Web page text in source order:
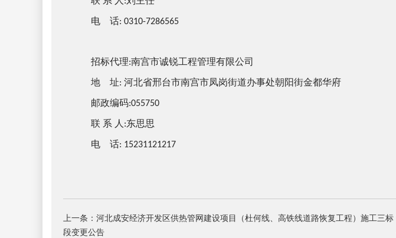
电 话: 0310-7286565
招标代理:南宫市诚锐工程管理有限公司
地 址: 河北省邢台市南宫市凤岗街道办事处朝阳街金都华府
邮政编码:055750
联 系 人 :东思思
电 话: 15231121217
上一条：河北成安经济开发区供热管网建设项目（杜何线、高铁线道路恢复工程）施工三标
段变更公告